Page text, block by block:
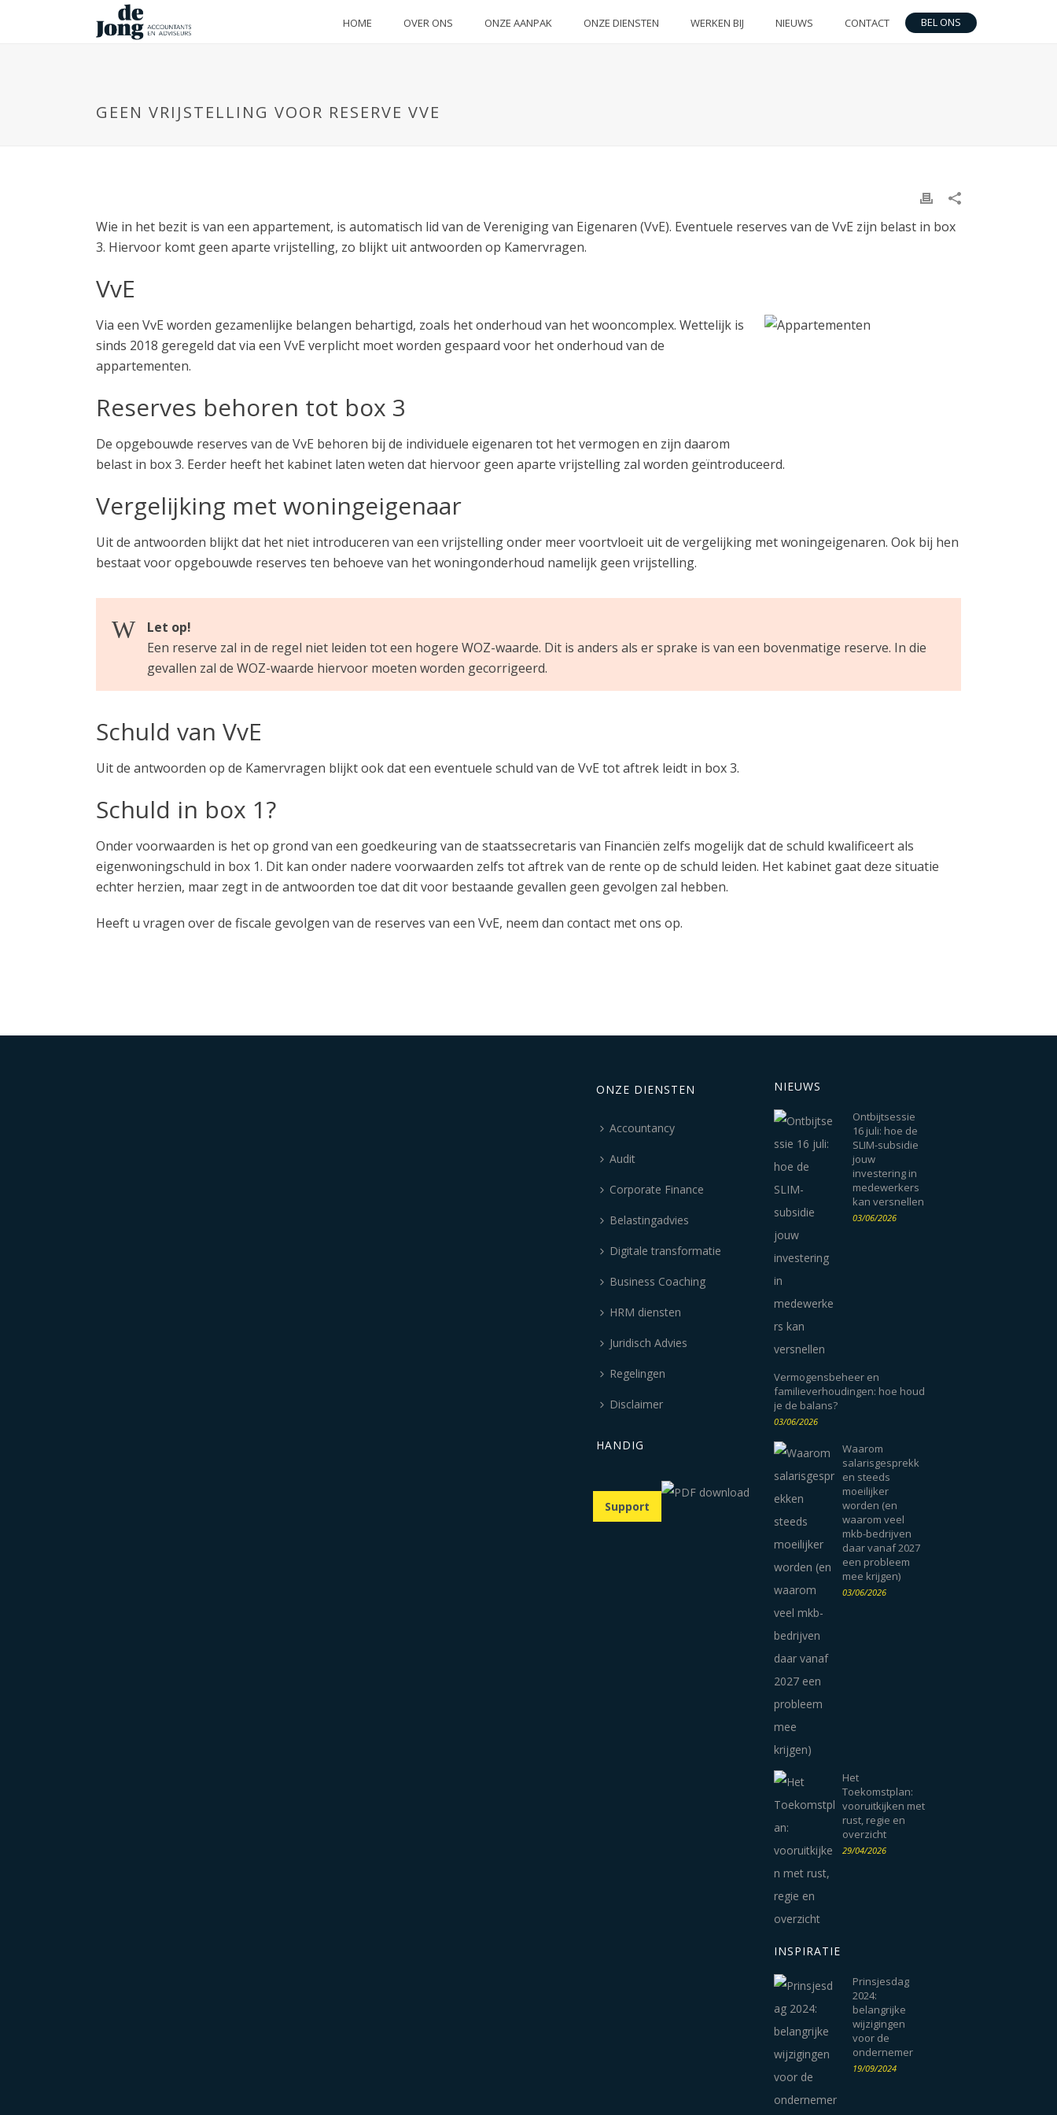
HOME OVER ONS ONZE AANPAK ONZE DIENSTEN WERKEN BIJ NIEUWS CONTACT BEL ONS
GEEN VRIJSTELLING VOOR RESERVE VVE
Wie in het bezit is van een appartement, is automatisch lid van de Vereniging van Eigenaren (VvE). Eventuele reserves van de VvE zijn belast in box
3. Hiervoor komt geen aparte vrijstelling, zo blijkt uit antwoorden op Kamervragen.
VvE
Via een VvE worden gezamenlijke belangen behartigd, zoals het onderhoud van het wooncomplex. Wettelijk is
sinds 2018 geregeld dat via een VvE verplicht moet worden gespaard voor het onderhoud van de
appartementen.
Reserves behoren tot box 3
De opgebouwde reserves van de VvE behoren bij de individuele eigenaren tot het vermogen en zijn daarom
belast in box 3. Eerder heeft het kabinet laten weten dat hiervoor geen aparte vrijstelling zal worden geïntroduceerd.
Vergelijking met woningeigenaar
Uit de antwoorden blijkt dat het niet introduceren van een vrijstelling onder meer voortvloeit uit de vergelijking met woningeigenaren. Ook bij hen
bestaat voor opgebouwde reserves ten behoeve van het woningonderhoud namelijk geen vrijstelling.
Let op!
Een reserve zal in de regel niet leiden tot een hogere WOZ-waarde. Dit is anders als er sprake is van een bovenmatige reserve. In die
gevallen zal de WOZ-waarde hiervoor moeten worden gecorrigeerd.
Schuld van VvE
Uit de antwoorden op de Kamervragen blijkt ook dat een eventuele schuld van de VvE tot aftrek leidt in box 3.
Schuld in box 1?
Onder voorwaarden is het op grond van een goedkeuring van de staatssecretaris van Financiën zelfs mogelijk dat de schuld kwalificeert als
eigenwoningschuld in box 1. Dit kan onder nadere voorwaarden zelfs tot aftrek van de rente op de schuld leiden. Het kabinet gaat deze situatie
echter herzien, maar zegt in de antwoorden toe dat dit voor bestaande gevallen geen gevolgen zal hebben.
Heeft u vragen over de fiscale gevolgen van de reserves van een VvE, neem dan contact met ons op.
ONZE DIENSTEN
Accountancy
Audit
Corporate Finance
Belastingadvies
Digitale transformatie
Business Coaching
HRM diensten
Juridisch Advies
Regelingen
Disclaimer
HANDIG
Support
NIEUWS
Ontbijtsessie
16 juli: hoe de
SLIM-subsidie
jouw
investering in
medewerkers
kan versnellen
03/06/2026
Vermogensbeheer en
familieverhoudingen: hoe houd
je de balans?
03/06/2026
Waarom
salarisgesprekk
en steeds
moeilijker
worden (en
waarom veel
mkb-bedrijven
daar vanaf 2027
een probleem
mee krijgen)
03/06/2026
Het
Toekomstplan:
vooruitkijken met
rust, regie en
overzicht
29/04/2026
INSPIRATIE
Prinsjesdag
2024:
belangrijke
wijzigingen
voor de
ondernemer
19/09/2024